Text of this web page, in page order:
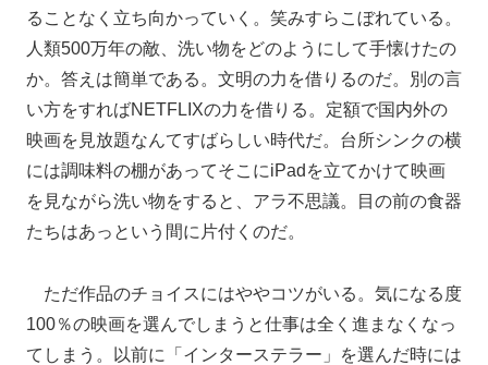
ることなく立ち向かっていく。笑みすらこぼれている。
人類500万年の敵、洗い物をどのようにして手懐けたの
か。答えは簡単である。文明の力を借りるのだ。別の言
い方をすればNETFLIXの力を借りる。定額で国内外の
映画を見放題なんてすばらしい時代だ。台所シンクの横
には調味料の棚があってそこにiPadを立てかけて映画
を見ながら洗い物をすると、アラ不思議。目の前の食器
たちはあっという間に片付くのだ。
ただ作品のチョイスにはややコツがいる。気になる度
100％の映画を選んでしまうと仕事は全く進まなくなっ
てしまう。以前に「インターステラー」を選んだ時には